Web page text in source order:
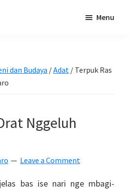
Menu
dan Budaya /Adat / Terpuk Ras
Nggeluh
Leave a Comment
bas ise nari nge mbagi-